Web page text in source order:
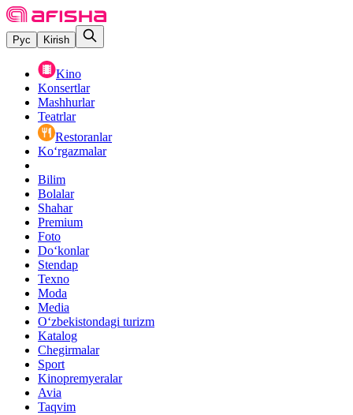
Рус Kirish
Kino
Konsertlar
Mashhurlar
Teatrlar
Restoranlar
Ko‘rgazmalar
Bilim
Bolalar
Shahar
Premium
Foto
Do‘konlar
Stendap
Texno
Moda
Media
O‘zbekistondagi turizm
Katalog
Chegirmalar
Sport
Kinopremyeralar
Avia
Taqvim